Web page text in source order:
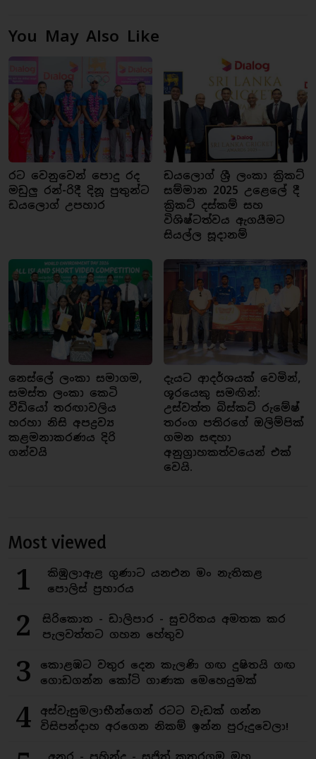
You May Also Like
රට වෙනුවෙන් පොදු රද
මඩුලු රන්-රිදී දිනූ පුතුන්ට
ඩයලොග් උපහාර
ඩයලොග් ශ්‍රී ලංකා ක්‍රිකට්
සම්මාන 2025 උළෙලේ දී
ක්‍රිකට් දස්කම් සහ
විශිෂ්ටත්වය ඇගයීමට
සියල්ල සූදානම්
නෙස්ලේ ලංකා සමාගම,
සමස්ත ලංකා කෙටි
වීඩියෝ තරඟාවලිය
හරහා නිසි අපද්‍රව්‍ය
කළමනාකරණය දිරි
ගන්වයි
දැයට ආදර්ශයක් වෙමින්,
ශූරයෙකු සමඟින්:
උස්වත්ත බිස්කට් රුමේෂ්
තරංග පතිරගේ ඔලිම්පික්
ගමන සඳහා
අනුග්‍රාහකත්වයෙන් එක්
වෙයි.
Most viewed
1
කිඹුලාඇළ ගුණාට යනඑන මං නැතිකළ
පොලිස් ප්‍රහාරය
2
සිරිකොත - ඩාලිපාර - සුචරිතය අමතක කර
පැලවත්තට ගහන හේතුව
3
කොළඹට වතුර දෙන කැලණි ගඟ දුෂිතයි ගඟ
ගොඩගන්න කෝටි ගාණක මෙහෙයුමක්
4
අස්වැසුමලාභීන්ගෙන් රටට වැඩක් ගන්න
විසිපන්දාහ අරගෙන නිකම් ඉන්න පුරුදුවෙලා!